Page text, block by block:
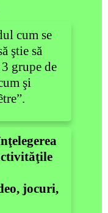
cum se
ştie să
grupe de
şi
jocuri,